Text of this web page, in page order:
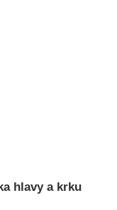
hlavy a krku